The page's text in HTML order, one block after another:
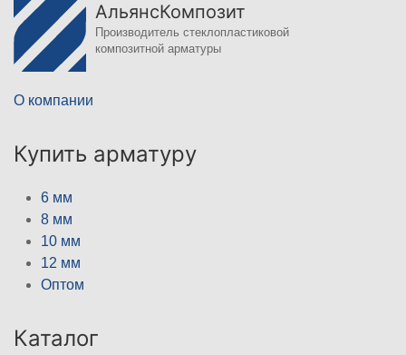
АльянсКомпозит
Производитель стеклопластиковой
композитной арматуры
О компании
Купить арматуру
6 мм
8 мм
10 мм
12 мм
Оптом
Каталог